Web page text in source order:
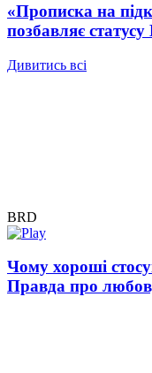
«Прописка на
позбавляє
Дивитись всі
BRD
Чому хороші
Правда про